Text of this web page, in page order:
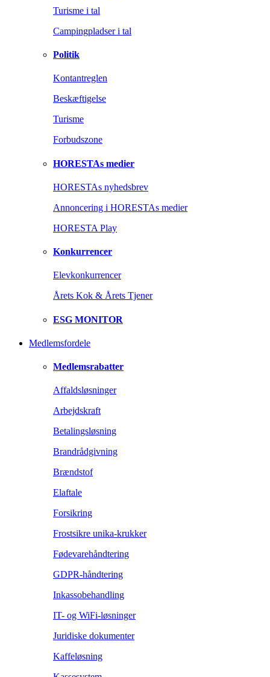
Turisme i tal
Campingpladser i tal
Politik
Kontantreglen
Beskæftigelse
Turisme
Forbudszone
HORESTAs medier
HORESTAs nyhedsbrev
Annoncering i HORESTAs medier
HORESTA Play
Konkurrencer
Elevkonkurrencer
Årets Kok & Årets Tjener
ESG MONITOR
Medlemsfordele
Medlemsrabatter
Affaldsløsninger
Arbejdskraft
Betalingsløsning
Brandrådgivning
Brændstof
Elaftale
Forsikring
Frostsikre unika-krukker
Fødevarehåndtering
GDPR-håndtering
Inkassobehandling
IT- og WiFi-løsninger
Juridiske dokumenter
Kaffeløsning